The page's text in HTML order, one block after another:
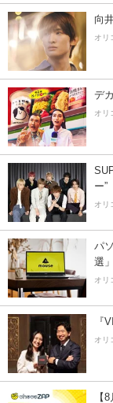
向
オリ
デ
オリ
ー”
オリ
パ
選」
オリ
『
オリ
【